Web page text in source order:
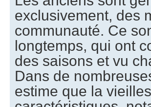
exclusivement, des
communauté. Ce
longtemps, qui ont
des saisons et vu
Dans de
estime que la